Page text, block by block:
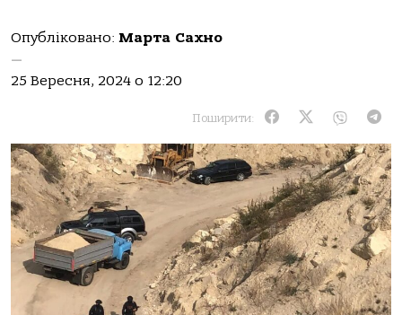
Опубліковано: Марта Сахно
—
25 Вересня, 2024 о 12:20
Поширити: